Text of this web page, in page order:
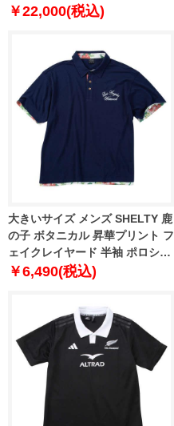
ブハート 1278-5226-1 3L 4L 5L
￥22,000(税込)
大きいサイズ メンズ SHELTY 鹿
の子 ボタニカル 昇華プリント フ
ェイクレイヤード 半袖 ポロシャ
ツ ネイビー 1268-5240-3 3L 4L
￥6,490(税込)